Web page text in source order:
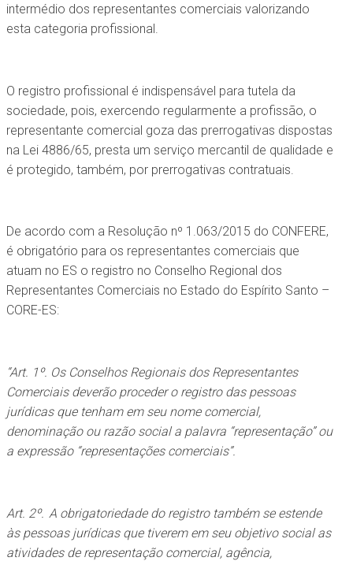
intermédio dos representantes comerciais valorizando
esta categoria profissional.
O registro profissional é indispensável para tutela da
sociedade, pois, exercendo regularmente a profissão, o
representante comercial goza das prerrogativas dispostas
na Lei 4886/65, presta um serviço mercantil de qualidade e
é protegido, também, por prerrogativas contratuais.
De acordo com a Resolução nº 1.063/2015 do CONFERE,
é obrigatório para os representantes comerciais que
atuam no ES o registro no Conselho Regional dos
Representantes Comerciais no Estado do Espírito Santo –
CORE-ES:
“Art. 1º. Os Conselhos Regionais dos Representantes
Comerciais deverão proceder o registro das pessoas
jurídicas que tenham em seu nome comercial,
denominação ou razão social a palavra “representação” ou
a expressão “representações comerciais”.
Art. 2º. A obrigatoriedade do registro também se estende
às pessoas jurídicas que tiverem em seu objetivo social as
atividades de representação comercial, agência,